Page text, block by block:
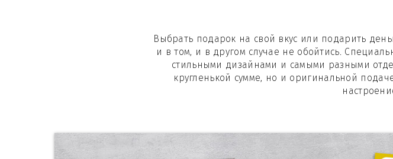
Выбрать подарок на свой вкус или подарить
и в том, и в другом случае не обойтись.
стильными дизайнами и самыми разными
кругленькой сумме, но и оригинальной